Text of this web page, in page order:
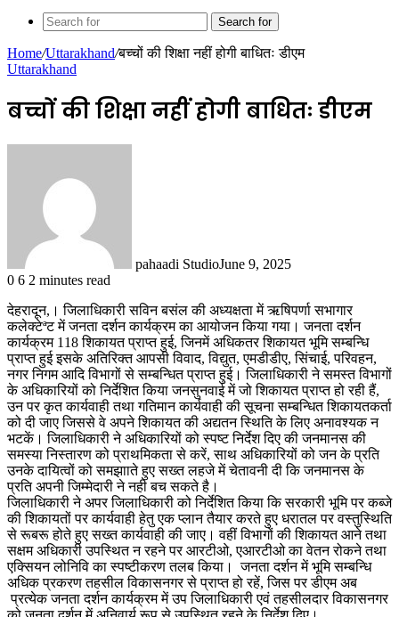
Search for
Home/Uttarakhand/बच्चों की शिक्षा नहीं होगी बाधितः डीएम
Uttarakhand
बच्चों की शिक्षा नहीं होगी बाधितः डीएम
pahaadi StudioJune 9, 2025
0 6 2 minutes read
देहरादून,। जिलाधिकारी सविन बसंल की अध्यक्षता में ऋषिपर्णा सभागार
कलेक्टेªट में जनता दर्शन कार्यक्रम का आयोजन किया गया। जनता दर्शन
कार्यक्रम 118 शिकायत प्राप्त हुई, जिनमें अधिकतर शिकायत भूमि सम्बन्धि
प्राप्त हुई इसके अतिरिक्त आपसी विवाद, विद्युत, एमडीडीए, सिंचाई, परिवहन,
नगर निगम आदि विभागों से सम्बन्धित प्राप्त हुई। जिलाधिकारी ने समस्त विभागों
के अधिकारियों को निर्देशित किया जनसुनवाई में जो शिकायत प्राप्त हो रही हैं,
उन पर कृत कार्यवाही तथा गतिमान कार्यवाही की सूचना सम्बन्धित शिकायतकर्ता
को दी जाए जिससे वे अपने शिकायत की अद्यतन स्थिति के लिए अनावश्यक न
भटकें। जिलाधिकारी ने अधिकारियों को स्पष्ट निर्देश दिए की जनमानस की
समस्या निस्तारण को प्राथमिकता से करें, साथ अधिकारियों को जन के प्रति
उनके दायित्वों को समझााते हुए सख्त लहजे में चेतावनी दी कि जनमानस के
प्रति अपनी जिम्मेदारी ने नही बच सकते है।
जिलाधिकारी ने अपर जिलाधिकारी को निर्देशित किया कि सरकारी भूमि पर कब्जे
की शिकायतों पर कार्यवाही हेतु एक प्लान तैयार करते हुए धरातल पर वस्तुस्थिति
से रूबरू होते हुए सख्त कार्यवाही की जाए। वहीं विभागों की शिकायत आने तथा
सक्षम अधिकारी उपस्थित न रहने पर आरटीओ, एआरटीओ का वेतन रोकने तथा
एक्सियन लोनिवि का स्पष्टीकरण तलब किया। जनता दर्शन में भूमि सम्बन्धि
अधिक प्रकरण तहसील विकासनगर से प्राप्त हो रहें, जिस पर डीएम अब
प्रत्येक जनता दर्शन कार्यक्रम में उप जिलाधिकारी एवं तहसीलदार विकासनगर